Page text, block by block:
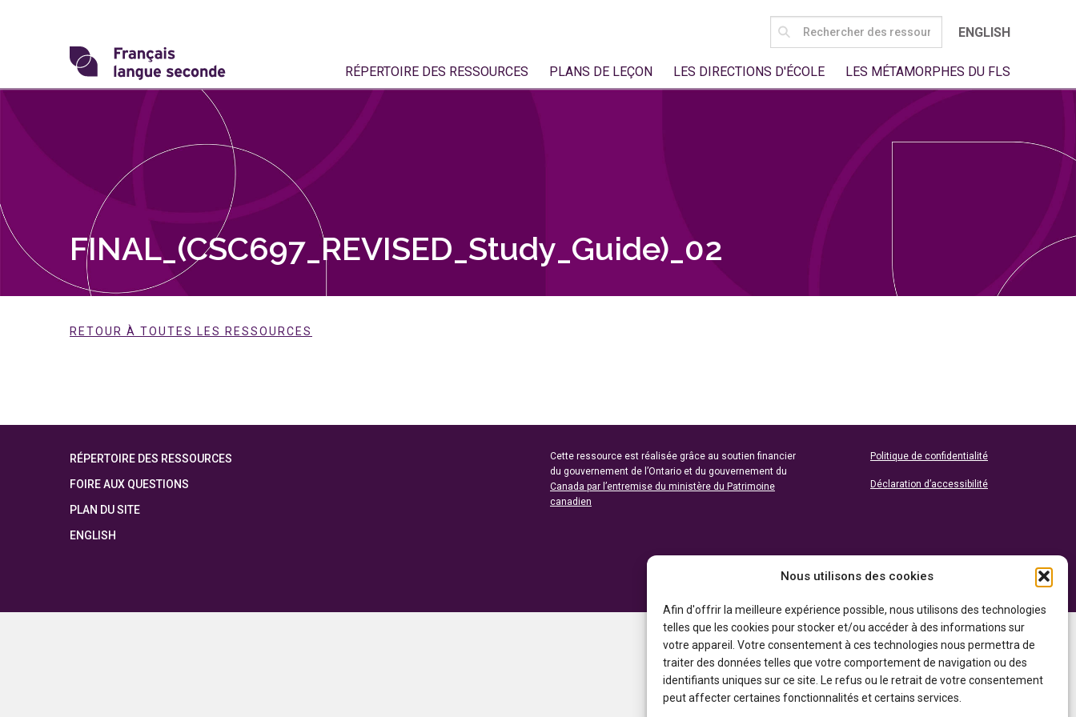
Nous utilisons des cookies
Afin d'offrir la meilleure expérience possible, nous utilisons des technologies
telles que les cookies pour stocker et/ou accéder à des informations sur
votre appareil. Votre consentement à ces technologies nous permettra de
traiter des données telles que votre comportement de navigation ou des
identifiants uniques sur ce site. Le refus ou le retrait de votre consentement
peut affecter certaines fonctionnalités et certains services.
Transformons
seconde
SEARCH
FOR:
ENGLISH
RÉPERTOIRE DES RESSOURCES PLANS DE LEÇON LES DIRECTIONS D'ÉCOLE LES MÉTAMORPHES DU FLS
FINAL_(CSC697_REVISED_Study_Guide)_02
RETOUR À TOUTES LES RESSOURCES
RÉPERTOIRE DES RESSOURCES
FOIRE AUX QUESTIONS
PLAN DU SITE
ENGLISH
Cette ressource est réalisée grâce au soutien financier
du gouvernement de l’Ontario et du gouvernement du
Canada par l’entremise du ministère du Patrimoine
canadien
Politique de confidentialité
Déclaration d’accessibilité